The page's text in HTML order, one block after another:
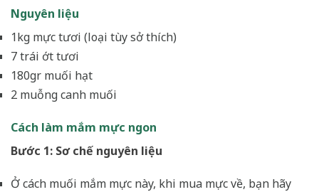
Nguyên liệu
1kg mực tươi (loại tùy sở thích)
7 trái ớt tươi
180gr muối hạt
2 muỗng canh muối
Cách làm mắm mực ngon
Bước 1: Sơ chế nguyên liệu
Ở cách muối mắm mực này, khi mua mực về, bạn hãy